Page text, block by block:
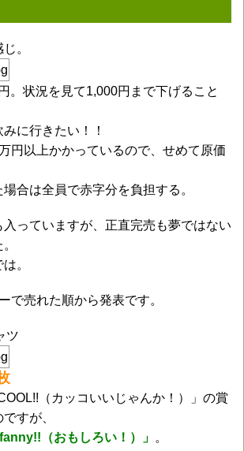
。
。状況を見て1,000円まで下げること
に行きたい！！
円以上かかっているので、せめて原価
合は全員で赤字分を負担する。
っていますが、正直完売も夢ではない
。
で売れた順から発表です。
ツ
（カッコいいじゃんか！）」の賞
すが、
fanny!!（おもしろい！）」 。